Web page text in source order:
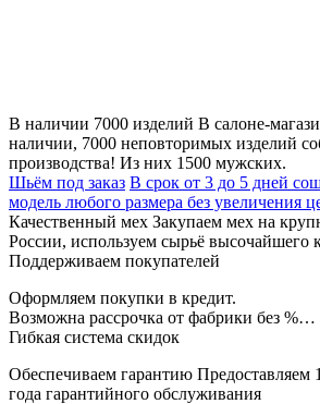
В наличии 7000 изделий В салоне-
наличии, 7000 неповторимых изделий
производства! Из них 1500 мужских.
Шьём под заказ В срок от 3 до 5 дней
модель любого размера без увеличения
Качественный мех Закупаем мех на
России, используем сырьё высочайшего
Поддерживаем покупателей
Оформляем покупки в кредит.
Возможна рассрочка от фабрики без %…
Гибкая система скидок
Обеспечиваем гарантию Предоставляем
года гарантийного обслуживания